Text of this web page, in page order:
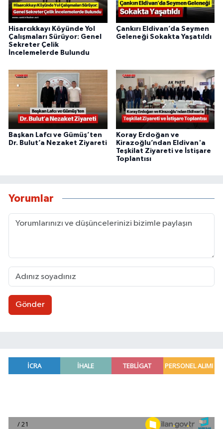
Hisarcıkkayı Köyünde Yol
Çalışmaları Sürüyor: Genel
Sekreter Çelik
İncelemelerde Bulundu
Çankırı Eldivan’da Seymen
Geleneği Sokakta Yaşatıldı
Başkan Lafcı ve Gümüş’ten
Dr. Bulut’a Nezaket Ziyareti
Koray Erdoğan ve
Kirazoğlu’ndan Eldivan'a
Teşkilat Ziyareti ve İstişare
Toplantısı
Yorumlar
Gönder